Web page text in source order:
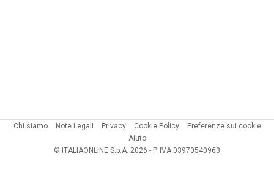
Chi siamo Note Legali Privacy Cookie Policy
Preferenze sui cookie
Aiuto
© ITALIAONLINE S.p.A. 2026 - P. IVA 03970540963